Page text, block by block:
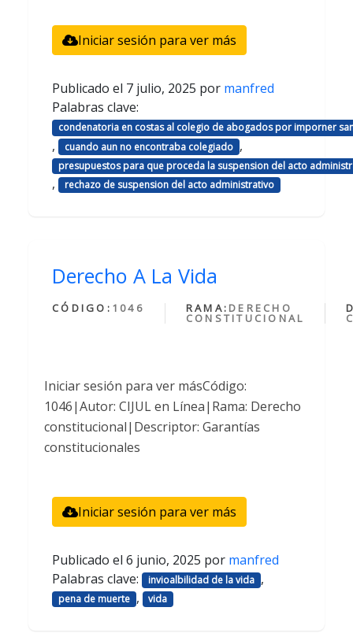
Iniciar sesión para ver más
Publicado el 7 julio, 2025 por manfred
Palabras clave:
condenatoria en costas al colegio de abogados por imporner
, cuando aun no encontraba colegiado ,
presupuestos para que proceda la suspension del acto
, rechazo de suspension del acto administrativo
Derecho A La Vida
CÓDIGO: 1046 RAMA: DERECHO
CONSTITUCIONAL
Iniciar sesión para ver másCódigo:
1046|Autor: CIJUL en Línea|Rama: Derecho
constitucional|Descriptor: Garantías
constitucionales
Iniciar sesión para ver más
Publicado el 6 junio, 2025 por manfred
Palabras clave:
invioalbilidad de la vida ,
pena de muerte , vida